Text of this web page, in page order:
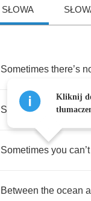
SŁOWA
Sometimes there’s
Scouting edge of
Sometimes you can’t
Between the ocean
Kliknij